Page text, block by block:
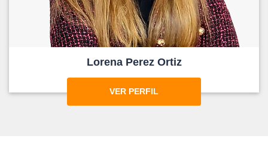
Lorena Perez Ortiz
VER PERFIL